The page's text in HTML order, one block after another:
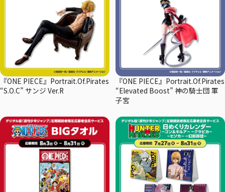
『ONE PIECE』Portrait.Of.Pirates
“S.O.C” サンジ Ver.R
『ONE PIECE』Portrait.Of.Pirates
“Elevated Boost” 神の騎士団 軍
子宮